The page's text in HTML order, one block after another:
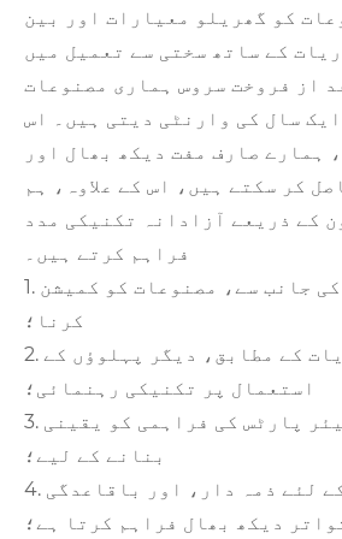
کو گھریلو معیارات اور بین
کے ساتھ سختی سے تعمیل میں
از فروخت سروس ہماری مصنوعات
سال کی وارنٹی دیتی ہیں۔ اس
ہمارے صارف مفت دیکھ بھال اور
کر سکتے ہیں، اس کے علاوہ، ہم
کے ذریعے آزادانہ تکنیکی مدد
1. صارفین کی تنصیب کی جانب سے، مصنوعات کو کمیشن
کرنا؛
2. صارفین کی ضروریات کے مطابق، دیگر پہلوؤں کے
استعمال پر تکنیکی رہنمائی؛
3. بحالی کے اسپیئر پارٹس کی فراہمی کو یقینی
بنانے کے لیے؛
4. بحالی کی خدمات کے لئے ذمہ دار، اور باقاعدگی
دیکھ بھال فراہم کرتا ہے؛